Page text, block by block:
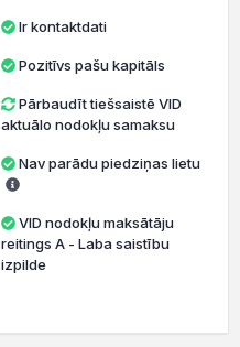
Ir kontaktdati
Pozitīvs pašu kapitāls
Pārbaudīt tiešsaistē VID
aktuālo nodokļu samaksu
Nav parādu piedziņas lietu
VID nodokļu maksātāju
reitings A - Laba saistību
izpilde